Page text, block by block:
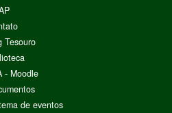
Tesouro
- Moodle
de eventos